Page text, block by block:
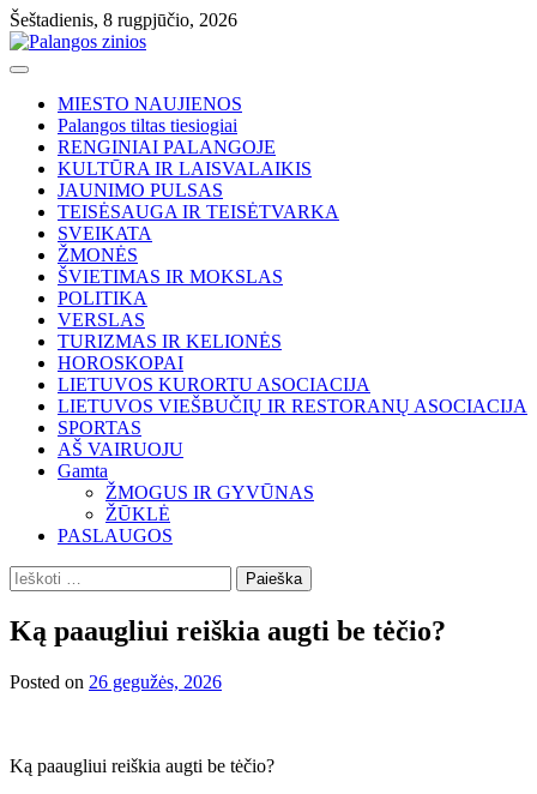
Skip
to
content
Šeštadienis, 8 rugpjūčio, 2026
MIESTO NAUJIENOS
Palangos tiltas tiesiogiai
RENGINIAI PALANGOJE
KULTŪRA IR LAISVALAIKIS
JAUNIMO PULSAS
TEISĖSAUGA IR TEISĖTVARKA
SVEIKATA
ŽMONĖS
ŠVIETIMAS IR MOKSLAS
POLITIKA
VERSLAS
TURIZMAS IR KELIONĖS
HOROSKOPAI
LIETUVOS KURORTU ASOCIACIJA
LIETUVOS VIEŠBUČIŲ IR RESTORANŲ ASOCIACIJA
SPORTAS
AŠ VAIRUOJU
Gamta
ŽMOGUS IR GYVŪNAS
ŽŪKLĖ
PASLAUGOS
Ieškoti:
Ką paaugliui reiškia augti be tėčio?
Posted on 26 gegužės, 2026
Ką paaugliui reiškia augti be tėčio?